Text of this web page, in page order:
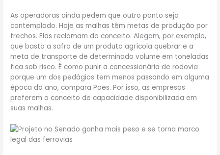
As operadoras ainda pedem que outro ponto seja
contemplado. Hoje as malhas têm metas de produção por
trechos. Elas reclamam do conceito. Alegam, por exemplo,
que basta a safra de um produto agrícola quebrar e a
meta de transporte de determinado volume em toneladas
fica sob risco. É como punir a concessionária de rodovia
porque um dos pedágios tem menos passando em alguma
época do ano, compara Paes. Por isso, as empresas
preferem o conceito de capacidade disponibilizada em
suas malhas.